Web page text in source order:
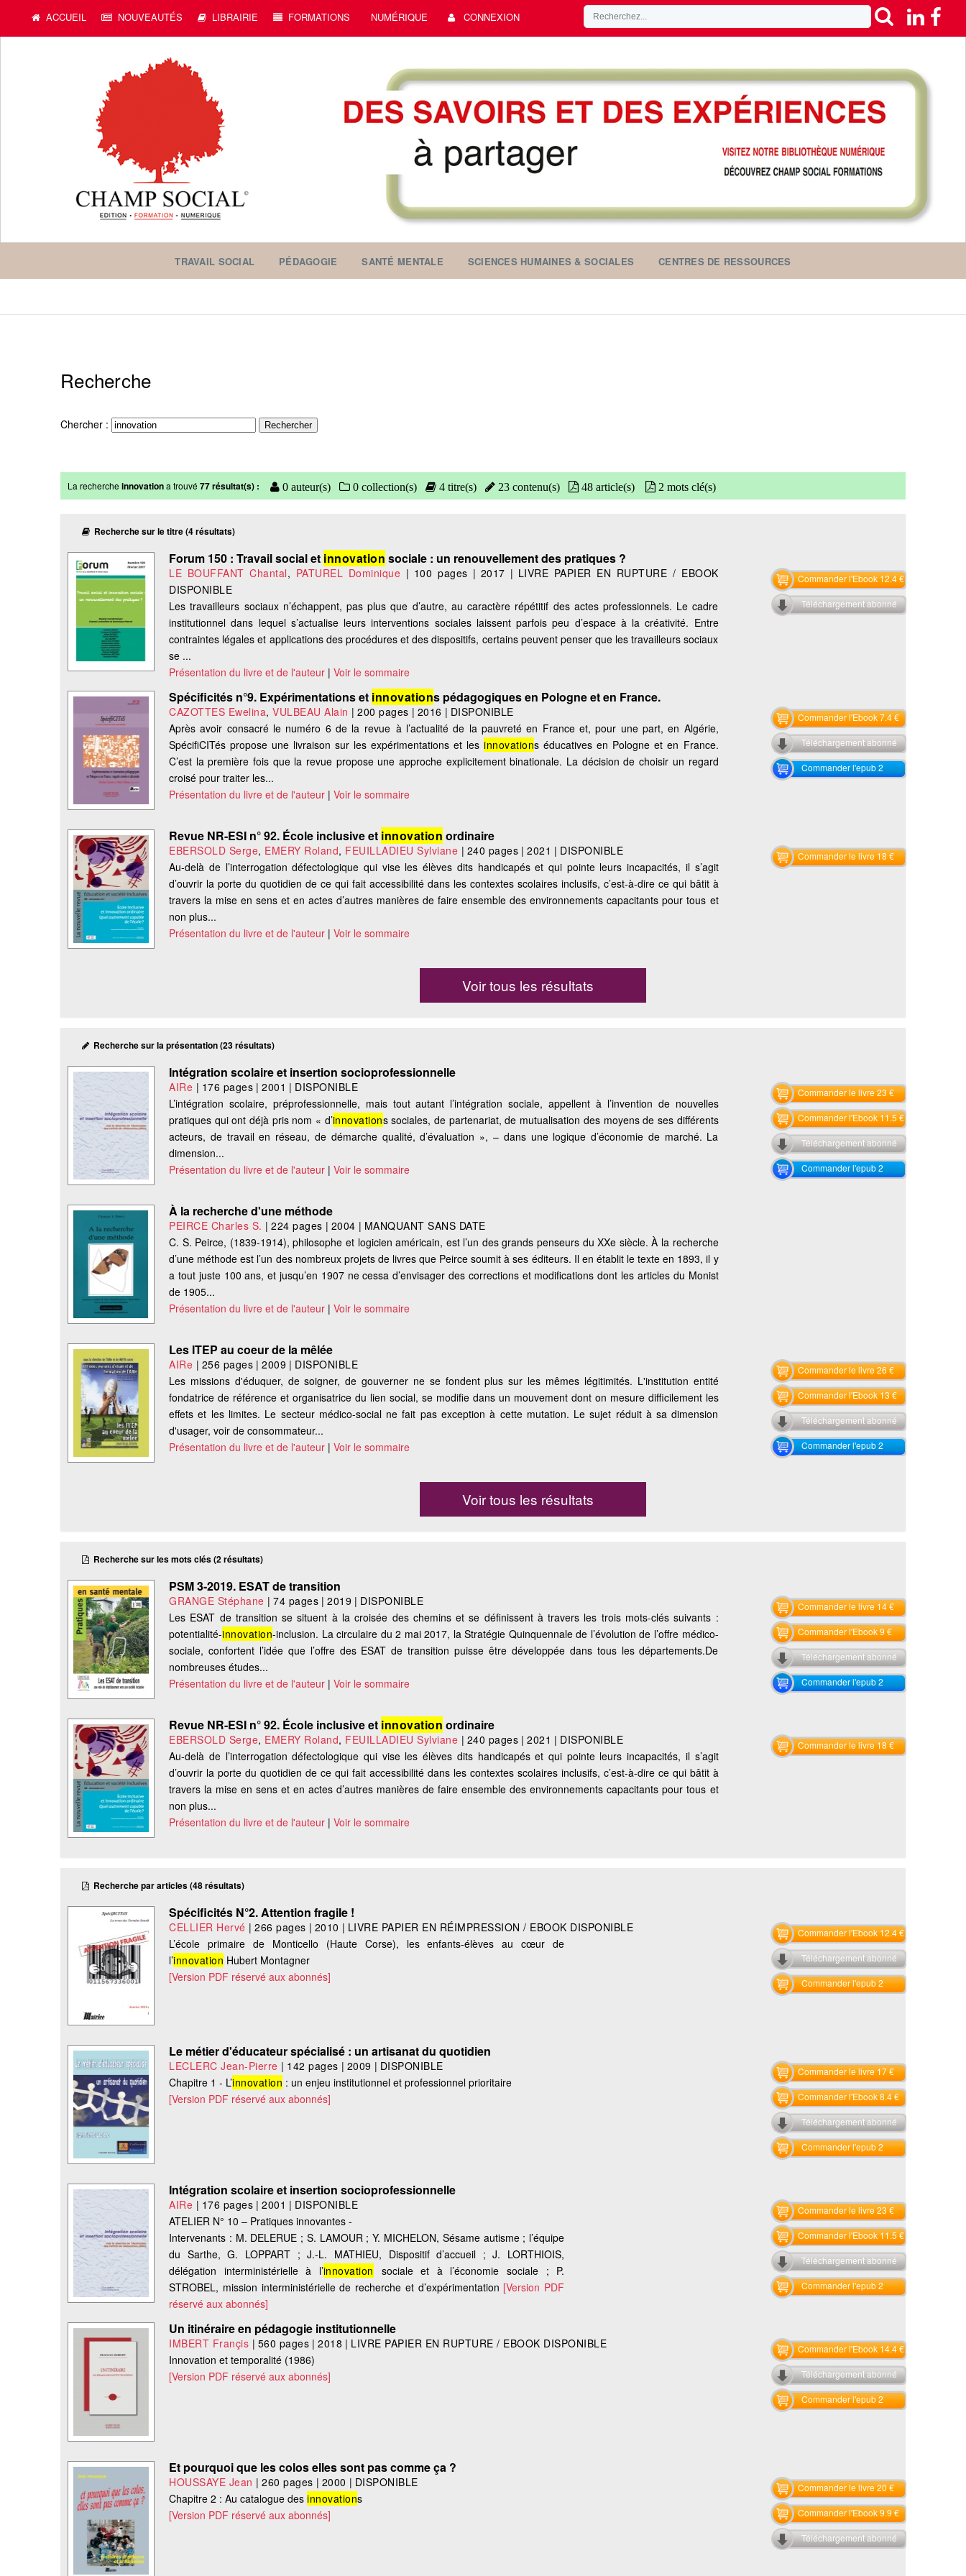
ACCUEIL NOUVEAUTÉS LIBRAIRIE FORMATIONS NUMÉRIQUE CONNEXION
TRAVAIL SOCIAL PÉDAGOGIE SANTÉ MENTALE SCIENCES HUMAINES & SOCIALES CENTRES DE RESSOURCES
Recherche
Chercher :
La rechercheinnovationa trouvé77 résultat(s) : 0 auteur(s) 0 collection(s) 4 titre(s) 23 contenu(s) 48 article(s) 2 mots clé(s)
Recherche sur le titre (4 résultats)
Forum 150 : Travail social et innovation sociale : un renouvellement des pratiques ?
LE BOUFFANT Chantal, PATUREL Dominique | 100 pages | 2017 | LIVRE PAPIER EN RUPTURE / EBOOK
DISPONIBLE
Les travailleurs sociaux n’échappent, pas plus que d’autre, au caractère répétitif des actes professionnels. Le cadre
institutionnel dans lequel s’actualise leurs interventions sociales laissent parfois peu d’espace à la créativité. Entre
contraintes légales et applications des procédures et des dispositifs, certains peuvent penser que les travailleurs sociaux
se ...
Présentation du livre et de l'auteur |Voir le sommaire
Commander l'Ebook 12.4 €
Téléchargement abonné
Spécificités n°9. Expérimentations et innovations pédagogiques en Pologne et en France.
CAZOTTES Ewelina,VULBEAU Alain |200 pages | 2016 | DISPONIBLE
Après avoir consacré le numéro 6 de la revue à l’actualité de la pauvreté en France et, pour une part, en Algérie,
SpécifiCITés propose une livraison sur les expérimentations et lesinnovations éducatives en Pologne et en France.
C’est la première fois que la revue propose une approche explicitement binationale. La décision de choisir un regard
croisé pour traiter les...
Présentation du livre et de l'auteur |Voir le sommaire
Commander l'Ebook 7.4 €
Téléchargement abonné
Commander l'epub 2
Revue NR-ESI n° 92. École inclusive et innovation ordinaire
EBERSOLD Serge, EMERY Roland, FEUILLADIEU Sylviane | 240 pages |2021 | DISPONIBLE
Au-delà de l’interrogation défectologique qui vise les élèves dits handicapés et qui pointe leurs incapacités, il s’agit
d’ouvrir la porte du quotidien de ce qui fait accessibilité dans les contextes scolaires inclusifs, c’est-à-dire ce qui bâtit à
travers la mise en sens et en actes d’autres manières de faire ensemble des environnements capacitants pour tous et
non plus...
Présentation du livre et de l'auteur |Voir le sommaire
Commander le livre 18 €
Voir tous les résultats
Recherche sur la présentation (23 résultats)
Intégration scolaire et insertion socioprofessionnelle
AIRe | 176 pages |2001 | DISPONIBLE
L’intégration scolaire, préprofessionnelle, mais tout autant l’intégration sociale, appellent à l’invention de nouvelles
pratiques qui ont déjà pris nom « d’innovations sociales, de partenariat, de mutualisation des moyens de ses différents
acteurs, de travail en réseau, de démarche qualité, d’évaluation », – dans une logique d’économie de marché. La
dimension...
Présentation du livre et de l'auteur |Voir le sommaire
Commander le livre 23 €
Commander l'Ebook 11.5 €
Téléchargement abonné
Commander l'epub 2
À la recherche d'une méthode
PEIRCE Charles S. |224 pages | 2004 | MANQUANT SANS DATE
C. S. Peirce, (1839-1914), philosophe et logicien américain, est l’un des grands penseurs du XXe siècle. À la recherche
d’une méthode est l’un des nombreux projets de livres que Peirce soumit à ses éditeurs. Il en établit le texte en 1893, il y
a tout juste 100 ans, et jusqu’en 1907 ne cessa d’envisager des corrections et modifications dont les articles du Monist
de 1905...
Présentation du livre et de l'auteur |Voir le sommaire
Les ITEP au coeur de la mêlée
AIRe | 256 pages |2009 | DISPONIBLE
Les missions d'éduquer, de soigner, de gouverner ne se fondent plus sur les mêmes légitimités. L'institution entité
fondatrice de référence et organisatrice du lien social, se modifie dans un mouvement dont on mesure difficilement les
effets et les limites. Le secteur médico-social ne fait pas exception à cette mutation. Le sujet réduit à sa dimension
d'usager, voir de consommateur...
Présentation du livre et de l'auteur |Voir le sommaire
Commander le livre 26 €
Commander l'Ebook 13 €
Téléchargement abonné
Commander l'epub 2
Voir tous les résultats
Recherche sur les mots clés (2 résultats)
PSM 3-2019. ESAT de transition
GRANGE Stéphane |74 pages |2019 | DISPONIBLE
Les ESAT de transition se situent à la croisée des chemins et se définissent à travers les trois mots-clés suivants :
potentialité-innovation-inclusion. La circulaire du 2 mai 2017, la Stratégie Quinquennale de l’évolution de l’offre médico-
sociale, confortent l’idée que l’offre des ESAT de transition puisse être développée dans tous les départements.De
nombreuses études...
Présentation du livre et de l'auteur |Voir le sommaire
Commander le livre 14 €
Commander l'Ebook 9 €
Téléchargement abonné
Commander l'epub 2
Revue NR-ESI n° 92. École inclusive et innovation ordinaire
EBERSOLD Serge, EMERY Roland, FEUILLADIEU Sylviane | 240 pages |2021 | DISPONIBLE
Au-delà de l’interrogation défectologique qui vise les élèves dits handicapés et qui pointe leurs incapacités, il s’agit
d’ouvrir la porte du quotidien de ce qui fait accessibilité dans les contextes scolaires inclusifs, c’est-à-dire ce qui bâtit à
travers la mise en sens et en actes d’autres manières de faire ensemble des environnements capacitants pour tous et
non plus...
Présentation du livre et de l'auteur |Voir le sommaire
Commander le livre 18 €
Recherche par articles (48 résultats)
Spécificités N°2. Attention fragile !
CELLIER Hervé |266 pages | 2010 | LIVRE PAPIER EN RÉIMPRESSION / EBOOK DISPONIBLE
L’école primaire de Monticello (Haute Corse), les enfants-élèves au cœur de
l’innovation Hubert Montagner
[Version PDF réservé aux abonnés]
Commander l'Ebook 12.4 €
Téléchargement abonné
Commander l'epub 2
Le métier d'éducateur spécialisé : un artisanat du quotidien
LECLERC Jean-Pierre | 142 pages | 2009 | DISPONIBLE
Chapitre 1 - L’innovation : un enjeu institutionnel et professionnel prioritaire
[Version PDF réservé aux abonnés]
Commander le livre 17 €
Commander l'Ebook 8.4 €
Téléchargement abonné
Commander l'epub 2
Intégration scolaire et insertion socioprofessionnelle
AIRe | 176 pages |2001 | DISPONIBLE
ATELIER N° 10 – Pratiques innovantes -
Intervenants : M. DELERUE ; S. LAMOUR ; Y. MICHELON, Sésame autisme ; l’équipe
du Sarthe, G. LOPPART ; J.-L. MATHIEU, Dispositif d’accueil ; J. LORTHIOIS,
délégation interministérielle à l’innovation sociale et à l’économie sociale ; P.
STROBEL, mission interministérielle de recherche et d’expérimentation [Version PDF
réservé aux abonnés]
Commander le livre 23 €
Commander l'Ebook 11.5 €
Téléchargement abonné
Commander l'epub 2
Un itinéraire en pédagogie institutionnelle
IMBERT Françis | 560 pages |2018 | LIVRE PAPIER EN RUPTURE / EBOOK DISPONIBLE
Innovation et temporalité (1986)
[Version PDF réservé aux abonnés]
Commander l'Ebook 14.4 €
Téléchargement abonné
Commander l'epub 2
Et pourquoi que les colos elles sont pas comme ça ?
HOUSSAYE Jean |260 pages | 2000 | DISPONIBLE
Chapitre 2 : Au catalogue desinnovations
[Version PDF réservé aux abonnés]
Commander le livre 20 €
Commander l'Ebook 9.9 €
Téléchargement abonné